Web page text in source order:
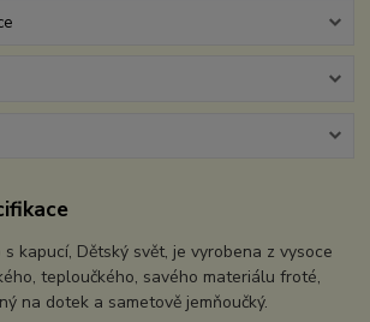
kapucí, Dětský svět, je vyrobena z vysoce
teploučkého, savého materiálu froté,
na dotek a sametově jemňoučký.